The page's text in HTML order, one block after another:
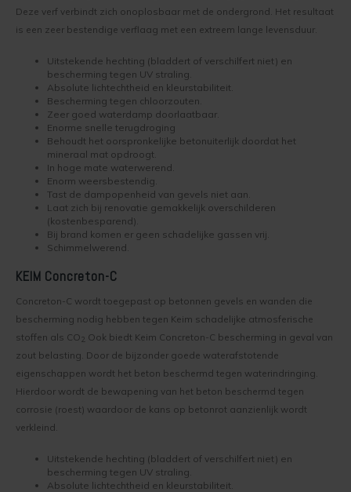
Bakstenen muur verven
Beton muur verven
Gestucte muur verven
Spachtelputz verven
Gipsplaten verven
Plafond verven
Hout binnen verven
Kelder verven
Kaleien
Keim gevelverf
Keimen
Keim kalkverf
Wat is afwasbare muurverf
Keim Edition Historisch
Keim Natuursteen
Keim Optil Monochrome
Keim Soldalan Monochrome
Keim Soldalan kleuren
Keim Innostar kleuren
Concreton Black betonverf
Soliprim
Athenit-Lucente
Block-Primer
Concreton-C
Concreton-Lasur
Contact-Plus
Concreton-W
Design Lasur
Eco-paint-Stripper
Fixatief
Granital
Lignosil Color
Retour
Reclameren
Uitvoering
Keim en Duurzaamheid
Deze verf verbindt zich onoplosbaar met de ondergrond. Het resultaat
is een zeer bestendige verflaag met een extreem lange levensduur.
Uitstekende hechting (bladdert of verschilfert niet) en
bescherming tegen UV straling.
Absolute lichtechtheid en kleurstabiliteit.
Bescherming tegen chloorzouten.
Zeer goed waterdamp doorlaatbaar.
Enorme snelle terugdroging
Behoudt het oorspronkelijke betonuiterlijk doordat het
mineraal mat opdroogt.
In hoge mate waterwerend.
Enorm weersbestendig.
Tast de dampopenheid van gevels niet aan.
Laat zich bij renovatie gemakkelijk overschilderen
(kostenbesparend).
Bij brand komen er geen schadelijke gassen vrij.
Schimmelwerend.
KEIM Concreton-C
Concreton-C wordt toegepast op betonnen gevels en wanden die
bescherming nodig hebben tegen Keim schadelijke atmosferische
stoffen als CO 2. Ook biedt Keim Concreton-C bescherming in geval van
zout belasting. Door de bijzonder goede waterafstotende
eigenschappen wordt het beton beschermd tegen waterindringing.
Hierdoor wordt de bewapening van het beton beschermd tegen
corrosie (roest) waardoor de kans op betonrot aanzienlijk wordt
verkleind.
Uitstekende hechting (bladdert of verschilfert niet) en
bescherming tegen UV straling.
Absolute lichtechtheid en kleurstabiliteit.